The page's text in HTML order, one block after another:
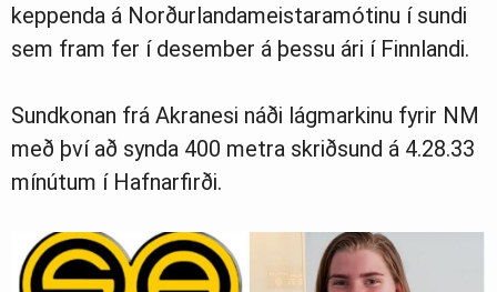
Ljósmyndasafn
keppenda á Norðurlandameistaramótinu í sundi
sem fram fer í desember á þessu ári í Finnlandi.
Sundkonan frá Akranesi náði lágmarkinu fyrir NM
með því að synda 400 metra skriðsund á 4.28.33
mínútum í Hafnarfirði.